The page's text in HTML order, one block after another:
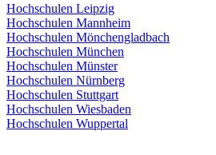
Hochschulen Leipzig
Hochschulen Mannheim
Hochschulen Mönchengladbach
Hochschulen München
Hochschulen Münster
Hochschulen Nürnberg
Hochschulen Stuttgart
Hochschulen Wiesbaden
Hochschulen Wuppertal